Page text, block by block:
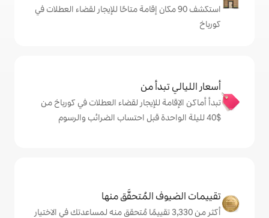
90 مكان إقامة متاحًا للإيجار لقضاء العطلات في
للإيجار لقضاء العطلات في كورباخ من
المُتحقَّق منها